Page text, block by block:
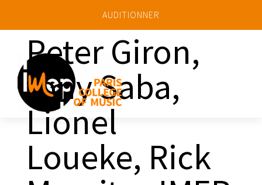
AUDITIONNER
Peter Giron,
tony Saba,
Lionel
Loueke, Rick